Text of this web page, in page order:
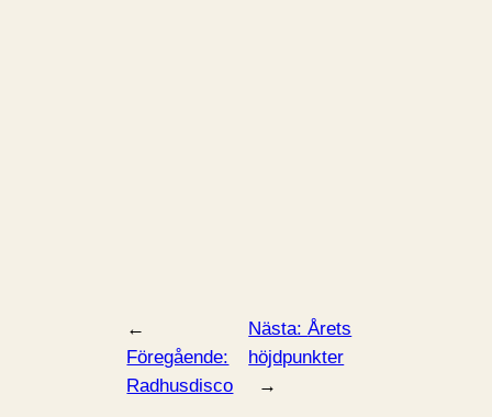
←
Föregående:
Radhusdisco
Nästa:Årets
höjdpunkter
→